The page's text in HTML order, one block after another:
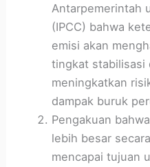
Antarpemerintah
(IPCC) bahwa
emisi akan
tingkat stabilisasi
meningkatkan
dampak buruk
Pengakuan
lebih besar
mencapai tujuan